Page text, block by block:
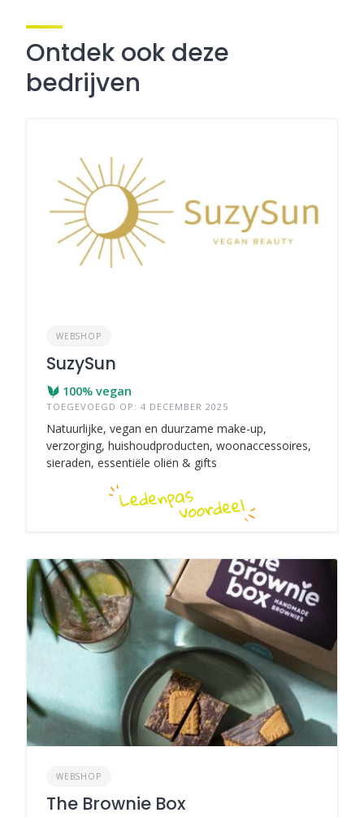
Ontdek ook deze
bedrijven
WEBSHOP
SuzySun
100% vegan
TOEGEVOEGD OP: 4 DECEMBER 2025
Natuurlijke, vegan en duurzame make-up,
verzorging, huishoudproducten, woonaccessoires,
sieraden, essentiële oliën & gifts
WEBSHOP
The Brownie Box